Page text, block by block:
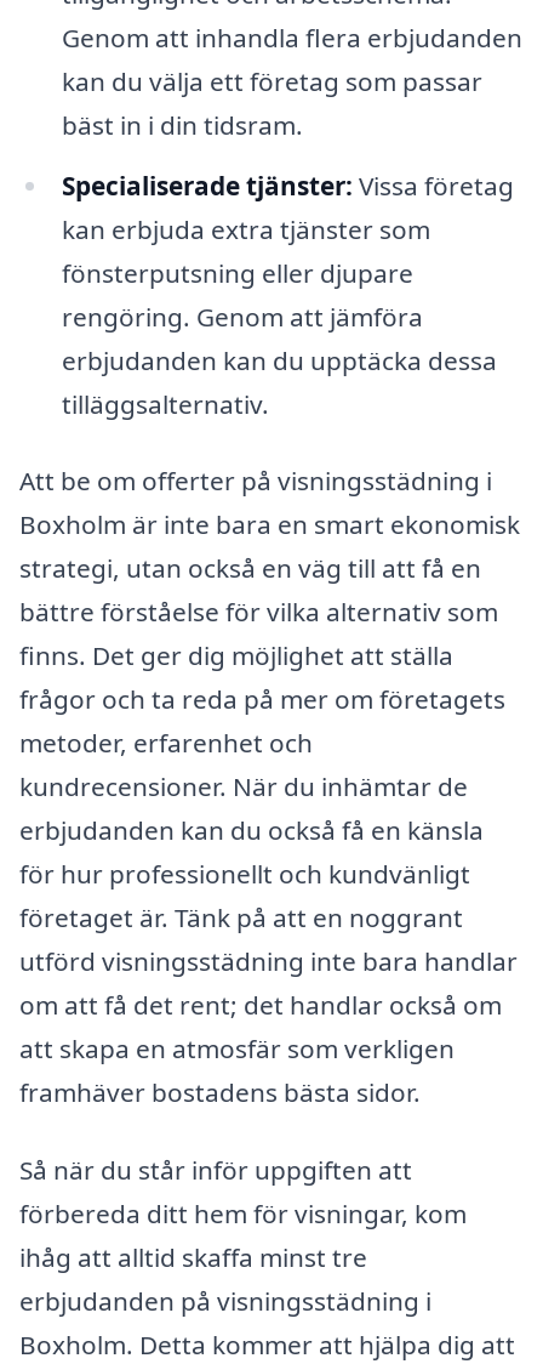
Genom att inhandla flera erbjudanden
kan du välja ett företag som passar
bäst in i din tidsram.
Specialiserade tjänster: Vissa företag
kan erbjuda extra tjänster som
fönsterputsning eller djupare
rengöring. Genom att jämföra
erbjudanden kan du upptäcka dessa
tilläggsalternativ.
Att be om offerter på visningsstädning i
Boxholm är inte bara en smart ekonomisk
strategi, utan också en väg till att få en
bättre förståelse för vilka alternativ som
finns. Det ger dig möjlighet att ställa
frågor och ta reda på mer om företagets
metoder, erfarenhet och
kundrecensioner. När du inhämtar de
erbjudanden kan du också få en känsla
för hur professionellt och kundvänligt
företaget är. Tänk på att en noggrant
utförd visningsstädning inte bara handlar
om att få det rent; det handlar också om
att skapa en atmosfär som verkligen
framhäver bostadens bästa sidor.
Så när du står inför uppgiften att
förbereda ditt hem för visningar, kom
ihåg att alltid skaffa minst tre
erbjudanden på visningsstädning i
Boxholm. Detta kommer att hjälpa dig att